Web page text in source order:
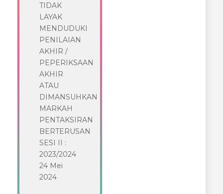
TIDAK
LAYAK
MENDUDUKI
PENILAIAN
AKHIR /
PEPERIKSAAN
AKHIR
ATAU
DIMANSUHKAN
MARKAH
PENTAKSIRAN
BERTERUSAN
SESI II :
2023/2024
24 Mei
2024